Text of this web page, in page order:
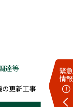
緊急
情報
達等
更新工事